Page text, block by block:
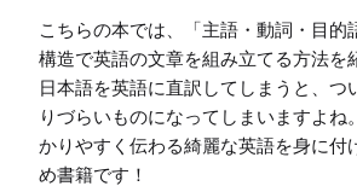
こちらの本では、「主語・動詞・目的
構造で英語の文章を組み立てる方法を
日本語を英語に直訳してしまうと、つ
りづらいものになってしまいますよね
かりやすく伝わる綺麗な英語を身に付
め書籍です！